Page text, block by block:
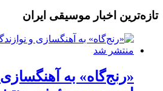
تازه‌ترین اخبار موسیقی ایران
«رنج‌گاه» به